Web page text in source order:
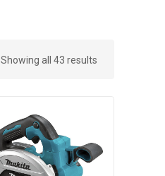
Showing all 43 results